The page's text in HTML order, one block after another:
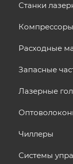
Станки
Компрессоры
Расходные
Запасные
Лазерные
Чиллеры
Системы